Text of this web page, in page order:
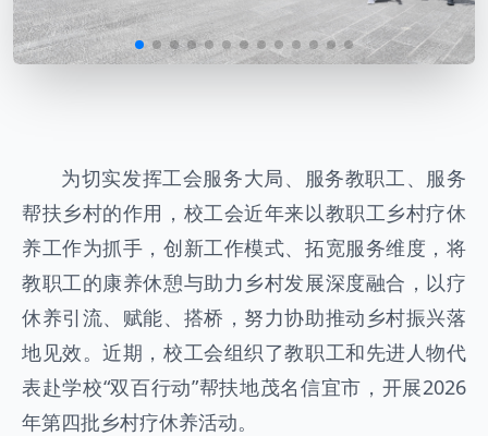
为切实发挥工会服务大局、服务教职工、服务
帮扶乡村的作用，校工会近年来以教职工乡村疗休
养工作为抓手，创新工作模式、拓宽服务维度，将
教职工的康养休憩与助力乡村发展深度融合，以疗
休养引流、赋能、搭桥，努力协助推动乡村振兴落
地见效。近期，校工会组织了教职工和先进人物代
表赴学校“双百行动”帮扶地茂名信宜市，开展2026
年第四批乡村疗休养活动。